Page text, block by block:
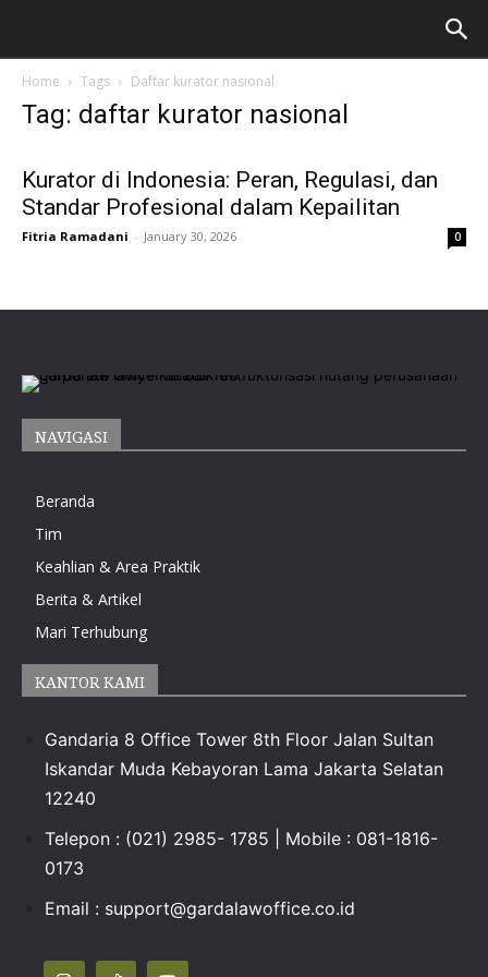
Home Tags Daftar kurator nasional
Tag: daftar kurator nasional
Kurator di Indonesia: Peran, Regulasi, dan
Standar Profesional dalam Kepailitan
Fitria Ramadani - January 30, 2026 0
NAVIGASI
Beranda
Tim
Keahlian & Area Praktik
Berita & Artikel
Mari Terhubung
KANTOR KAMI
Gandaria 8 Office Tower 8th Floor Jalan Sultan
Iskandar Muda Kebayoran Lama Jakarta Selatan
12240
Telepon : (021) 2985- 1785 | Mobile : 081-1816-
0173
Email : support@gardalawoffice.co.id